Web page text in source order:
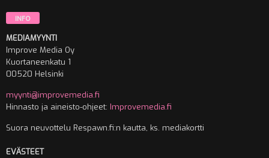
INFO
MEDIAMYYNTI
Improve Media Oy
Kuortaneenkatu 1
00520 Helsinki
myynti@improvemedia.fi
Hinnasto ja aineisto-ohjeet: Improvemedia.fi
Suora neuvottelu Respawn.fi:n kautta, ks. mediakortti
EVÄSTEET